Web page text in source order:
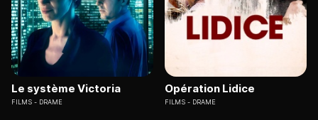
Le système Victoria
FILMS DRAME
Opération Lidice
FILMS DRAME